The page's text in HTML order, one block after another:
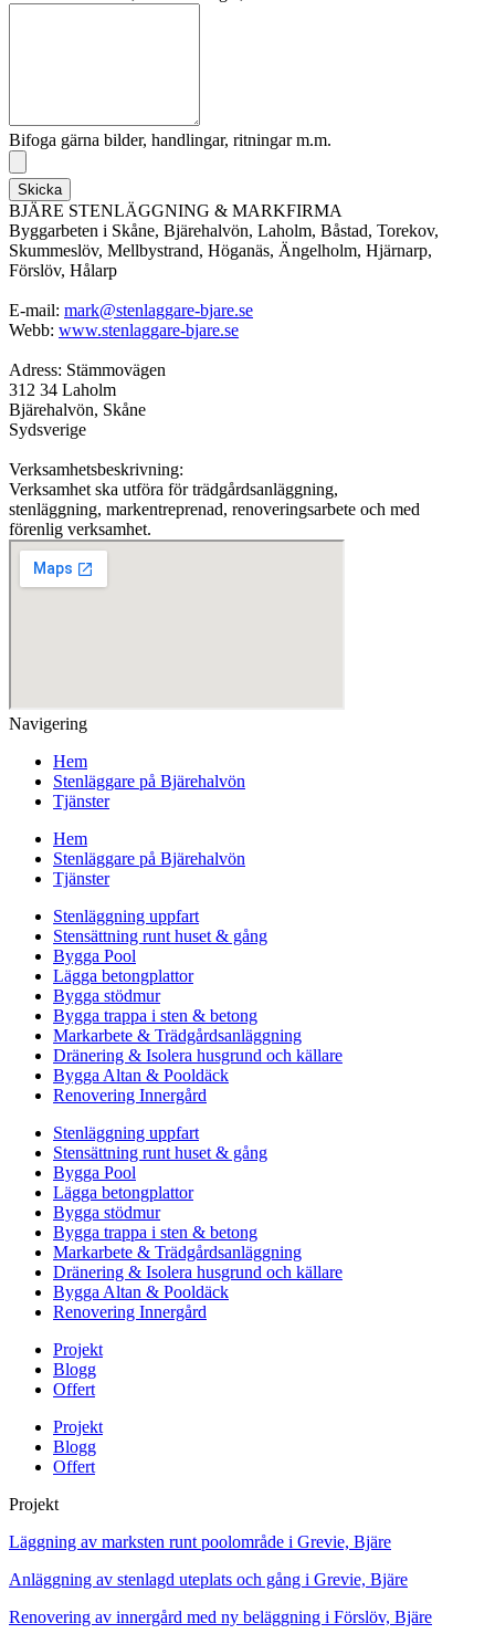
Bifoga gärna bilder, handlingar, ritningar m.m.
Skicka
BJÄRE STENLÄGGNING & MARKFIRMA
Byggarbeten i Skåne, Bjärehalvön, Laholm, Båstad, Torekov,
Skummeslöv, Mellbystrand, Höganäs, Ängelholm, Hjärnarp,
Förslöv, Hålarp
E-mail: mark@stenlaggare-bjare.se
Webb: www.stenlaggare-bjare.se
Adress: Stämmovägen
312 34 Laholm
Bjärehalvön, Skåne
Sydsverige
Verksamhetsbeskrivning:
Verksamhet ska utföra för trädgårdsanläggning,
stenläggning, markentreprenad, renoveringsarbete och med
förenlig verksamhet.
Navigering
Hem
Stenläggare på Bjärehalvön
Tjänster
Hem
Stenläggare på Bjärehalvön
Tjänster
Stenläggning uppfart
Stensättning runt huset & gång
Bygga Pool
Lägga betongplattor
Bygga stödmur
Bygga trappa i sten & betong
Markarbete & Trädgårdsanläggning
Dränering & Isolera husgrund och källare
Bygga Altan & Pooldäck
Renovering Innergård
Stenläggning uppfart
Stensättning runt huset & gång
Bygga Pool
Lägga betongplattor
Bygga stödmur
Bygga trappa i sten & betong
Markarbete & Trädgårdsanläggning
Dränering & Isolera husgrund och källare
Bygga Altan & Pooldäck
Renovering Innergård
Projekt
Blogg
Offert
Projekt
Blogg
Offert
Projekt
Läggning av marksten runt poolområde i Grevie, Bjäre
Anläggning av stenlagd uteplats och gång i Grevie, Bjäre
Renovering av innergård med ny beläggning i Förslöv, Bjäre